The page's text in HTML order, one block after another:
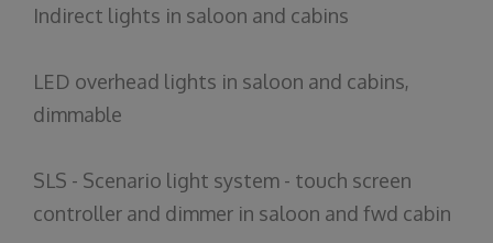
Indirect lights in saloon and cabins
LED overhead lights in saloon and cabins,
dimmable
SLS - Scenario light system - touch screen
controller and dimmer in saloon and fwd cabin